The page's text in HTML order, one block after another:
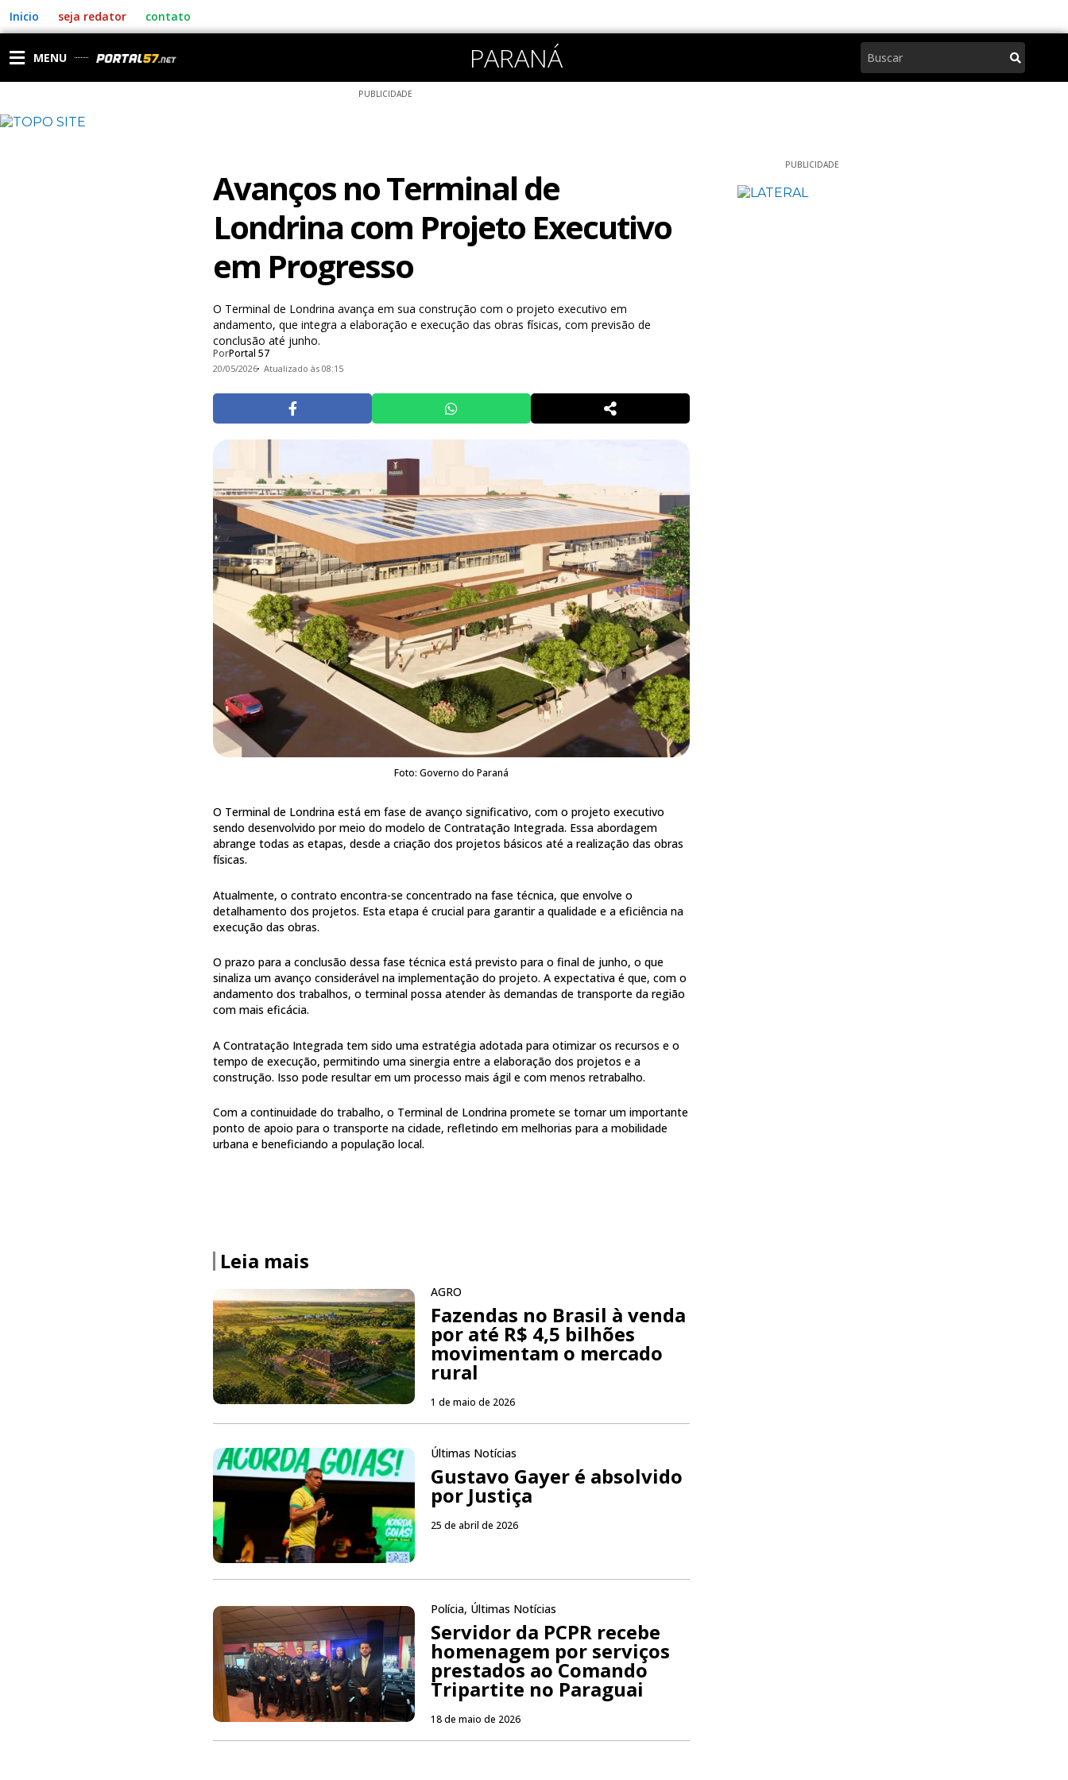
para
o
conteúdo
Inicio seja redator contato
MENU PARANÁ Pesquisar
PUBLICIDADE
Avanços no Terminal de
Londrina com Projeto Executivo
em Progresso
O Terminal de Londrina avança em sua construção com o projeto executivo em
andamento, que integra a elaboração e execução das obras físicas, com previsão de
conclusão até junho.
PorPortal 57
20/05/2026 Atualizado às 08:15
Foto: Governo do Paraná
O Terminal de Londrina está em fase de avanço significativo, com o projeto executivo
sendo desenvolvido por meio do modelo de Contratação Integrada. Essa abordagem
abrange todas as etapas, desde a criação dos projetos básicos até a realização das obras
físicas.
Atualmente, o contrato encontra-se concentrado na fase técnica, que envolve o
detalhamento dos projetos. Esta etapa é crucial para garantir a qualidade e a eficiência na
execução das obras.
O prazo para a conclusão dessa fase técnica está previsto para o final de junho, o que
sinaliza um avanço considerável na implementação do projeto. A expectativa é que, com o
andamento dos trabalhos, o terminal possa atender às demandas de transporte da região
com mais eficácia.
A Contratação Integrada tem sido uma estratégia adotada para otimizar os recursos e o
tempo de execução, permitindo uma sinergia entre a elaboração dos projetos e a
construção. Isso pode resultar em um processo mais ágil e com menos retrabalho.
Com a continuidade do trabalho, o Terminal de Londrina promete se tornar um importante
ponto de apoio para o transporte na cidade, refletindo em melhorias para a mobilidade
urbana e beneficiando a população local.
Leia mais
AGRO
Fazendas no Brasil à venda
por até R$ 4,5 bilhões
movimentam o mercado
rural
1 de maio de 2026
Últimas Notícias
Gustavo Gayer é absolvido
por Justiça
25 de abril de 2026
Polícia, Últimas Notícias
Servidor da PCPR recebe
homenagem por serviços
prestados ao Comando
Tripartite no Paraguai
18 de maio de 2026
PUBLICIDADE